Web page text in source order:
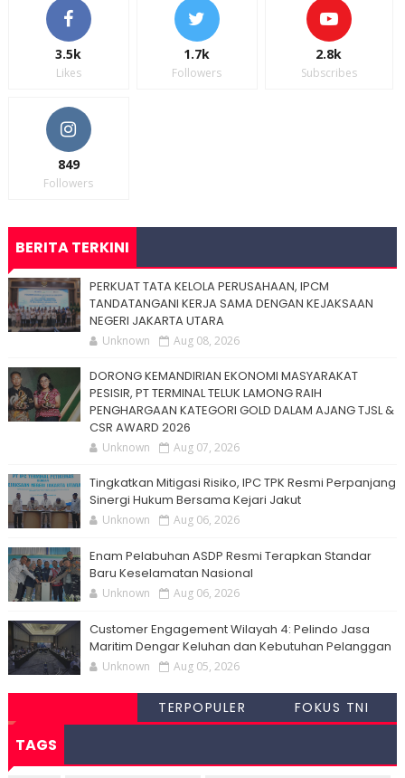
3.5k
Likes
1.7k
Followers
2.8k
Subscribes
849
Followers
BERITA TERKINI
PERKUAT TATA KELOLA PERUSAHAAN, IPCM
TANDATANGANI KERJA SAMA DENGAN KEJAKSAAN
NEGERI JAKARTA UTARA
Unknown Aug 08, 2026
DORONG KEMANDIRIAN EKONOMI MASYARAKAT
PESISIR, PT TERMINAL TELUK LAMONG RAIH
PENGHARGAAN KATEGORI GOLD DALAM AJANG TJSL &
CSR AWARD 2026
Unknown Aug 07, 2026
Tingkatkan Mitigasi Risiko, IPC TPK Resmi Perpanjang
Sinergi Hukum Bersama Kejari Jakut
Unknown Aug 06, 2026
Enam Pelabuhan ASDP Resmi Terapkan Standar
Baru Keselamatan Nasional
Unknown Aug 06, 2026
Customer Engagement Wilayah 4: Pelindo Jasa
Maritim Dengar Keluhan dan Kebutuhan Pelanggan
Unknown Aug 05, 2026
TERPOPULER FOKUS TNI
TAGS